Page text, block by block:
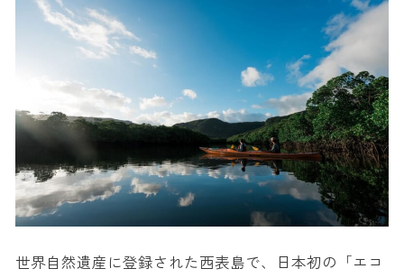
世界自然遺産に登録された西表島で、日本初の「エコ